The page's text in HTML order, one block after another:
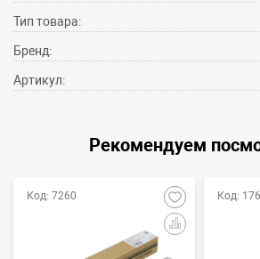
Тип товара:
Бренд:
Артикул:
Рекомендуем
Код: 7260 Код: 176